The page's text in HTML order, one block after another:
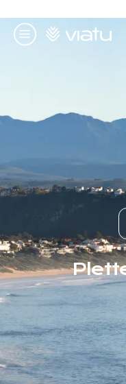
Menú
Página de inicio